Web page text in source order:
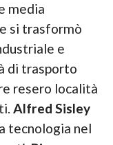
media
si trasformò
e
di trasporto
resero località
Alfred Sisley
tecnologia nel